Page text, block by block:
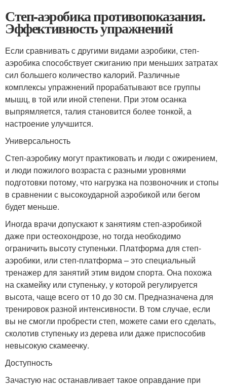
Степ-аэробика противопоказания.
Эффективность упражнений
Если сравнивать с другими видами аэробики, степ-
аэробика способствует сжиганию при меньших затратах
сил большего количество калорий. Различные
комплексы упражнений прорабатывают все группы
мышц, в той или иной степени. При этом осанка
выпрямляется, талия становится более тонкой, а
настроение улучшится.
Универсальность
Степ-аэробику могут практиковать и люди с ожирением,
и люди пожилого возраста с разными уровнями
подготовки потому, что нагрузка на позвоночник и стопы
в сравнении с высокоударной аэробикой или бегом
будет меньше.
Иногда врачи допускают к занятиям степ-аэробикой
даже при остеохондрозе, но тогда необходимо
ограничить высоту ступеньки. Платформа для степ-
аэробики, или степ-платформа – это специальный
тренажер для занятий этим видом спорта. Она похожа
на скамейку или ступеньку, у которой регулируется
высота, чаще всего от 10 до 30 см. Предназначена для
тренировок разной интенсивности. В том случае, если
вы не смогли пробрести степ, можете сами его сделать,
сколотив ступеньку из дерева или даже приспособив
невысокую скамеечку.
Доступность
Зачастую нас останавливает такое оправдание при